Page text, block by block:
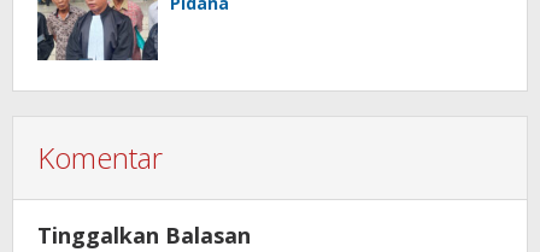
Komentar
Tinggalkan Balasan